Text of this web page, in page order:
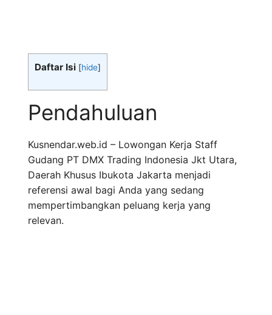
Daftar Isi [hide]
Pendahuluan
Kusnendar.web.id – Lowongan Kerja Staff
Gudang PT DMX Trading Indonesia Jkt Utara,
Daerah Khusus Ibukota Jakarta menjadi
referensi awal bagi Anda yang sedang
mempertimbangkan peluang kerja yang
relevan.